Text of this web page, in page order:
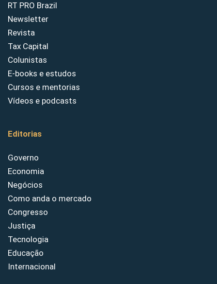
RT PRO Brazil
Newsletter
Revista
Tax Capital
Colunistas
E-books e estudos
Cursos e mentorias
Vídeos e podcasts
Editorias
Governo
Economia
Negócios
Como anda o mercado
Congresso
Justiça
Tecnologia
Educação
Internacional